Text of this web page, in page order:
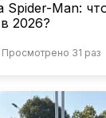
Spider-Man:
2026?
Просмотрено 31 раз